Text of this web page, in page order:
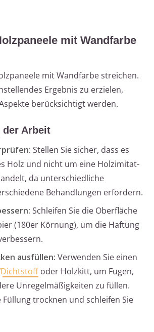
mit Wandfarbe
mit Wandfarbe streichen.
Ergebnis zu erzielen,
berücksichtigt werden.
der Arbeit
Stellen Sie sicher, dass es
Holz und nicht um eine Holzimitat-
da unterschiedliche
Behandlungen erfordern.
Schleifen Sie die Oberfläche
(180er Körnung), um die Haftung
ausfüllen: Verwenden Sie einen
Dichtstoffoder Holzkitt, um Fugen,
Unregelmäßigkeiten zu füllen.
Füllung trocknen und schleifen Sie